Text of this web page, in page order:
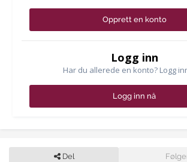
Opprett en konto
Logg inn
Har du allerede en konto? Logg
Logg inn nå
Del